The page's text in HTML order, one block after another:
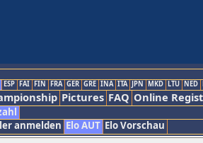
ESP FAI FIN FRA GER GRE INA ITA JPN MKD LTU NED
Pictures FAQ Online
anmelden Elo AUT Elo Vorschau